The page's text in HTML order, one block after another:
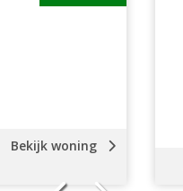
Open huis
Bekijk woning